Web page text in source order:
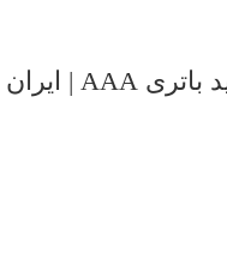
باتری نیم قلمی | قیمت و خرید باتری AAA | ایران